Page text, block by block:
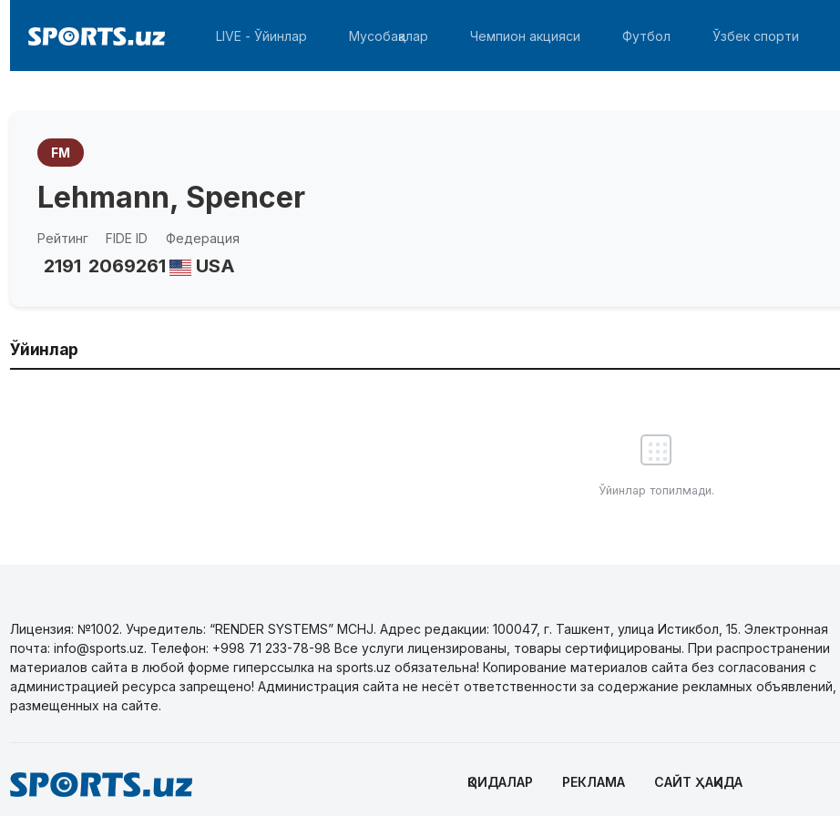
LIVE - Ўйинлар Мусобақалар Чемпион акцияси Футбол Ўзбек спорти
FM
Lehmann, Spencer
Рейтинг
2191
FIDE ID
2069261
Федерация
USA
Ўйинлар
Ўйинлар топилмади.
Лицензия: №1002. Учредитель: “RENDER SYSTEMS” MCHJ. Адрес редакции: 100047, г. Ташкент, улица Истикбол, 15. Электронная
почта: info@sports.uz. Телефон: +998 71 233-78-98 Все услуги лицензированы, товары сертифицированы. При распространении
материалов сайта в любой форме гиперссылка на sports.uz обязательна! Копирование материалов сайта без согласования с
администрацией ресурса запрещено! Администрация сайта не несёт ответственности за содержание рекламных объявлений,
размещенных на сайте.
ҚОИДАЛАР РЕКЛАМА САЙТ ҲАҚИДА